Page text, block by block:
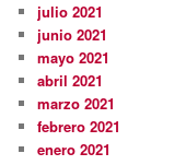
julio 2021
junio 2021
mayo 2021
abril 2021
marzo 2021
febrero 2021
enero 2021